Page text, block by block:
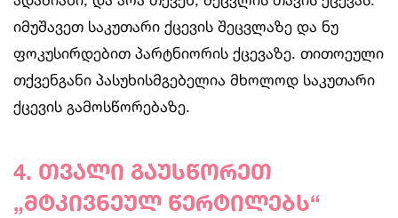
იმუშავეთ საკუთარი ქცევის შეცვლაზე და ნუ
ფოკუსირდებით პარტნიორის ქცევაზე. თითოეული
თქვენგანი პასუხისმგებელია მხოლოდ საკუთარი
ქცევის გამოსწორებაზე.
4. თვალი გაუსწორეთ
„მტკივნეულ წერტილებს“